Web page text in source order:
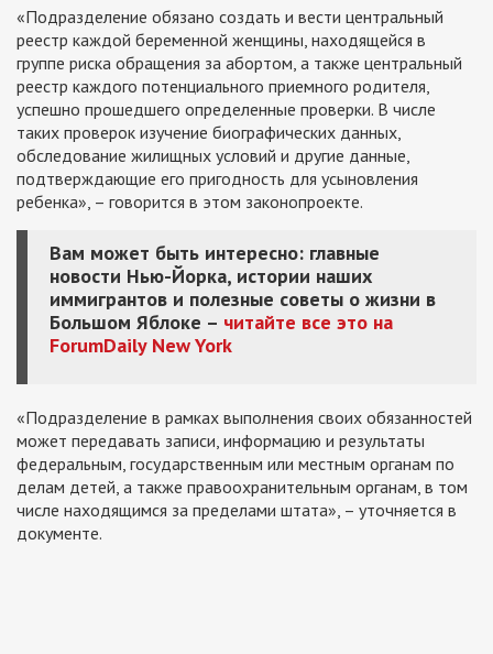
«Подразделение обязано создать и вести центральный
реестр каждой беременной женщины, находящейся в
группе риска обращения за абортом, а также центральный
реестр каждого потенциального приемного родителя,
успешно прошедшего определенные проверки. В числе
таких проверок изучение биографических данных,
обследование жилищных условий и другие данные,
подтверждающие его пригодность для усыновления
ребенка», – говорится в этом законопроекте.
Вам может быть интересно: главные
новости Нью-Йорка, истории наших
иммигрантов и полезные советы о жизни в
Большом Яблоке – читайте все это на
ForumDaily New York
«Подразделение в рамках выполнения своих обязанностей
может передавать записи, информацию и результаты
федеральным, государственным или местным органам по
делам детей, а также правоохранительным органам, в том
числе находящимся за пределами штата», – уточняется в
документе.